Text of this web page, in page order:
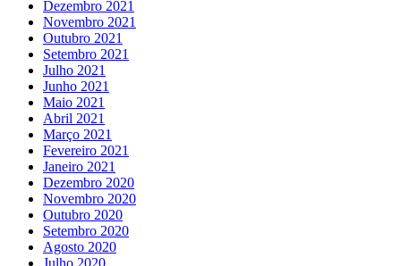
Dezembro 2021
Novembro 2021
Outubro 2021
Setembro 2021
Julho 2021
Junho 2021
Maio 2021
Abril 2021
Março 2021
Fevereiro 2021
Janeiro 2021
Dezembro 2020
Novembro 2020
Outubro 2020
Setembro 2020
Agosto 2020